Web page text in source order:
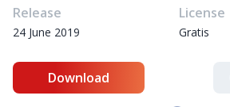
Release
24 June 2019
License
Gratis
Download